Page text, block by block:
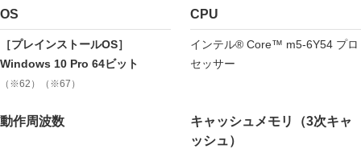
OS
［プレインストールOS］
Windows 10 Pro 64ビット
（※62）（※67）
CPU
インテル® Core™ m5-6Y54 プロ
セッサー
動作周波数
キャッシュメモリ（3次キャ
ッシュ）